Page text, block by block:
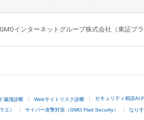
インターネットグループ株式会社（東証プ
漏洩診断 Webサイトリスク診断 セキュリティ相談AI
エ） サイバー攻撃対策（GMO Flatt Security） なり